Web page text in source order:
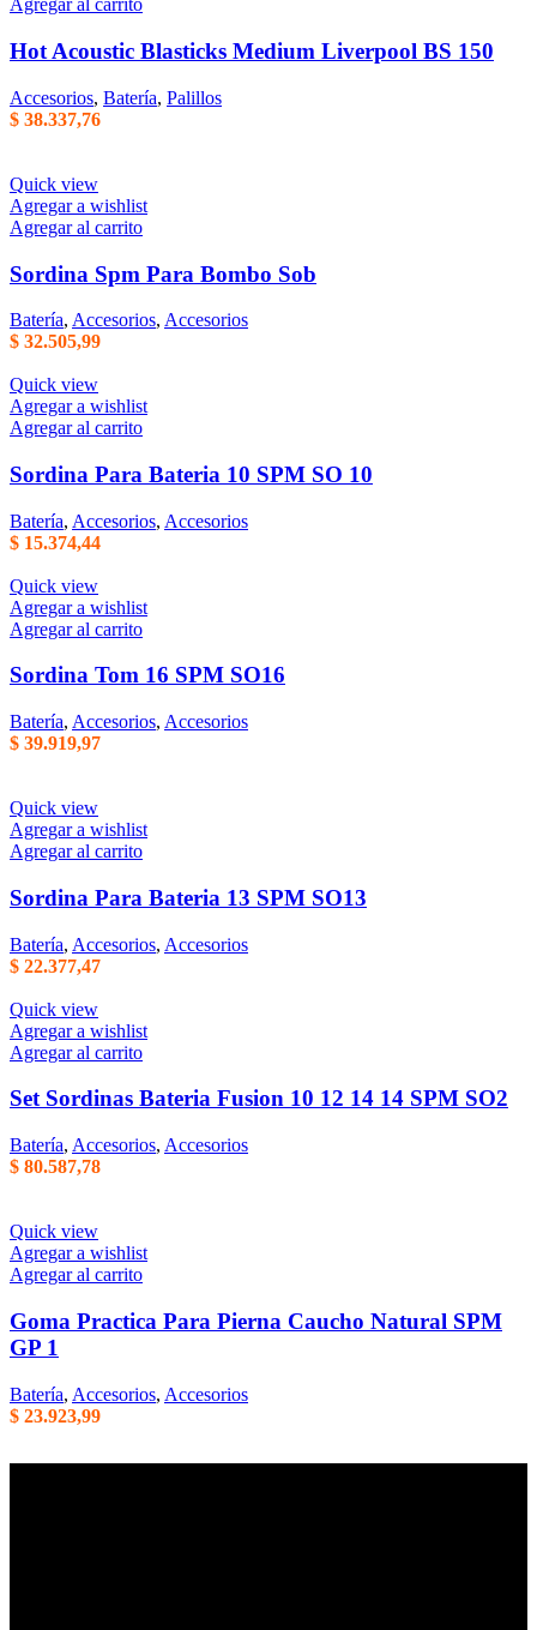
Agregar al carrito
Hot Acoustic Blasticks Medium Liverpool BS 150
Accesorios, Batería, Palillos
$ 38.337,76
Quick view
Agregar a wishlist
Agregar al carrito
Sordina Spm Para Bombo Sob
Batería, Accesorios, Accesorios
$ 32.505,99
Quick view
Agregar a wishlist
Agregar al carrito
Sordina Para Bateria 10 SPM SO 10
Batería, Accesorios, Accesorios
$ 15.374,44
Quick view
Agregar a wishlist
Agregar al carrito
Sordina Tom 16 SPM SO16
Batería, Accesorios, Accesorios
$ 39.919,97
Quick view
Agregar a wishlist
Agregar al carrito
Sordina Para Bateria 13 SPM SO13
Batería, Accesorios, Accesorios
$ 22.377,47
Quick view
Agregar a wishlist
Agregar al carrito
Set Sordinas Bateria Fusion 10 12 14 14 SPM SO2
Batería, Accesorios, Accesorios
$ 80.587,78
Quick view
Agregar a wishlist
Agregar al carrito
Goma Practica Para Pierna Caucho Natural SPM
GP 1
Batería, Accesorios, Accesorios
$ 23.923,99